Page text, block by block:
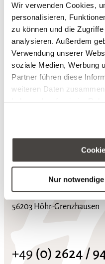
Wir verwenden Cookies,
personalisieren,
zu können und die
analysieren. Außerdem
Verwendung unserer
soziale Medien, Werbung
Partner führen diese
weiteren Daten
Cookies, wenn Sie
Nur
Hotel Heinz
Bergstraße 77
56203 Höhr-Grenzhausen
+49 (0) 2624 /